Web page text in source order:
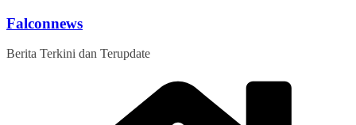
Skip
content
Falconnews
Berita Terkini dan Terupdate